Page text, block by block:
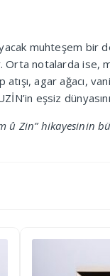
muhteşem
Orta notalarda
atışı, agar
eşsiz
û Zin” hikayesinin